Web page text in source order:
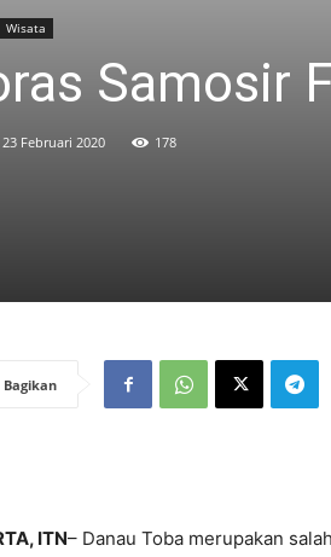
Wisata
Samosir
Februari 2020 178
Bagikan
ITN– Danau Toba merupakan